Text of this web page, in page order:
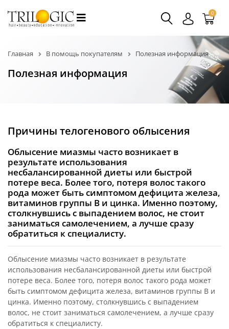
0
Главная В помощь покупателям Полезная информация
Полезная информация
Причины телогенового облысения
Облысение миазмы часто возникает в
результате использования
несбалансированной диеты или быстрой
потере веса. Более того, потеря волос такого
рода может быть симптомом дефицита железа,
витаминов группы В и цинка. Именно поэтому,
столкнувшись с выпадением волос, не стоит
заниматься самолечением, а лучше сразу
обратиться к специалисту.
Облысение миазмы часто возникает в результате
использования несбалансированной диеты или быстрой
потере веса. Более того, потеря волос такого рода может
быть симптомом дефицита железа, витаминов группы В и
цинка. Именно поэтому, столкнувшись с выпадением
волос, не стоит заниматься самолечением, а лучше сразу
обратиться к специалисту.